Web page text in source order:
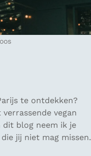
te ontdekken?
vegan
dit blog neem ik je
jij niet mag missen.